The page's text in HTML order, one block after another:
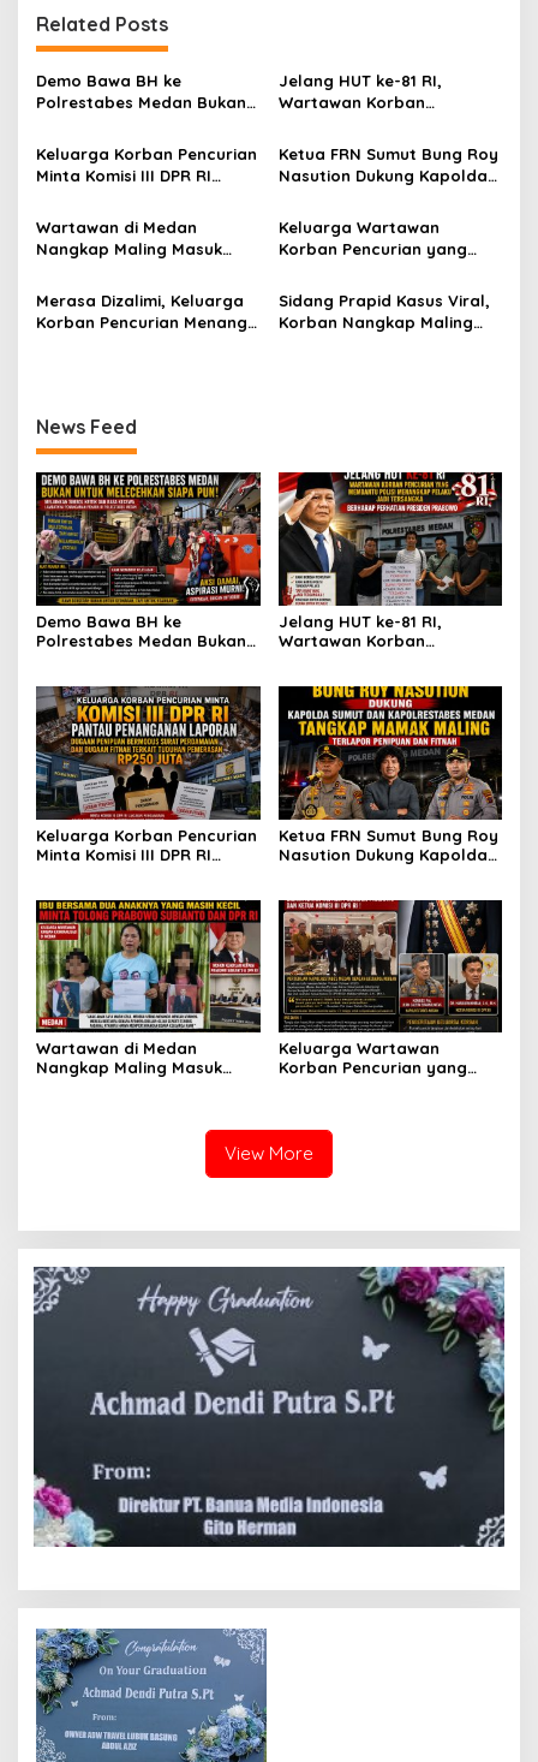
g
a
s
p
o
s
Related Posts
Demo Bawa BH ke
Polrestabes Medan Bukan
Pun, Melainkan Simbol Kritik
dan Rasa Kecewa
Medan
Jelang HUT ke-81 RI,
Wartawan Korban
Polisi Menangkap Pelaku
Jadi Tersangka Berharap
Perhatian Presiden
Keluarga Korban Pencurian
Minta Komisi III DPR RI
Laporan Dugaan Penipuan
Bermodus Surat
Perdamaian dan Dugaan
Pemerasan Rp250 Juta
Ketua FRN Sumut Bung Roy
Nasution Dukung Kapolda
Medan Tangkap Terlapor
Kasus Dugaan Penipuan
Wartawan di Medan
Nangkap Maling Masuk
Bersama Dua Anaknya
yang Masih Kecil Minta
Tolong Prabowo Subianto
Keluarga Wartawan
Korban Pencurian yang
Dibohongi Kapolrestabes
Medan, Kirim Surat ke
Presiden Prabowo, Komisi
Merasa Dizalimi, Keluarga
Korban Pencurian Menangis
Sidang Prapid Kasus Viral,
Korban Nangkap Maling
News Feed
Demo Bawa BH ke
Polrestabes Medan Bukan
dan Rasa Kecewa
Lambatnya Penanganan
Pekara di Polrestabes
Medan
Jelang HUT ke-81 RI,
Wartawan Korban
Jadi Tersangka Berharap
Perhatian Presiden
Prabowo
Keluarga Korban Pencurian
Minta Komisi III DPR RI
Bermodus Surat
Perdamaian dan Dugaan
Fitnah Terkait Tuduhan
Pemerasan Rp250 Juta
Ketua FRN Sumut Bung Roy
Nasution Dukung Kapolda
Kasus Dugaan Penipuan
dan Fitnah
Wartawan di Medan
Nangkap Maling Masuk
yang Masih Kecil Minta
Tolong Prabowo Subianto
Keluarga Wartawan
Korban Pencurian yang
Medan, Kirim Surat ke
Presiden Prabowo, Komisi
III DPR RI dan Kapolri!
View More